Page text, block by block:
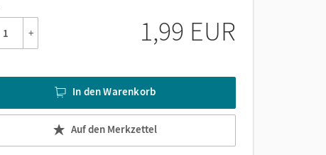
+ 1,99 EUR
In den Warenkorb
Auf den Merkzettel